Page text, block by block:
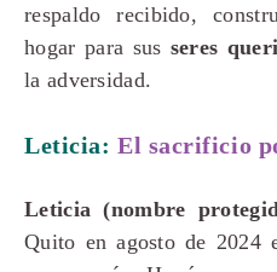
respaldo recibido,
hogar para sus seres
la adversidad.
Leticia: El sacrificio
Leticia (nombre
Quito en agosto de 2024